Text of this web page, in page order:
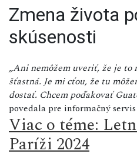
Zmena života
skúsenosti
„Ani nemôžem uveriť, že je to
šťastná. Je mi cťou, že tu
dostať. Chcem poďakovať
povedala pre informačný
Viac o téme:
Paríži 2024